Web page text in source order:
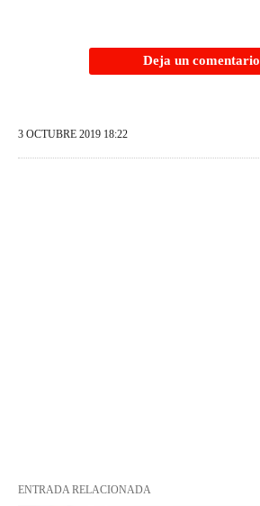
Deja un comentario
3 OCTUBRE 2019 18:22
ENTRADA RELACIONADA